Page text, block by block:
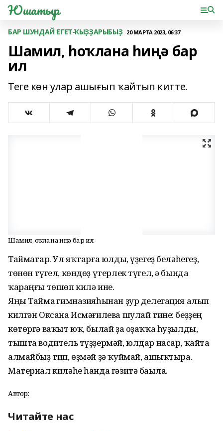
Юшатыр
БАР ШУНДАЙ ЕГЕТ-ҠЫҘҘАРЫБЫҘ 20 МАРТА 2023, 06:37
Шамил, һоҡлана һиңә бар
ил
Теге көн улар ашығып ҡайтып китте.
Шамил, һоҡлана һиңә бар ил
Таймаҫтар. Ул яҡтарға юлды, үҙегеҙ беләһегеҙ,
төнөн түгел, көндөҙ үтерлек түгел, ә бында
ҡараңғы төшөп килә ине.
Яңы Таймаҫ гимназияһынан ҙур делегация алып
килгән Оксана Исмәғилева шулай тине: беҙҙең
көтөргә ваҡыт юҡ, былай ҙа оҙаҡҡа һуҙылды,
тышта водитель түҙҙермәй, юлдар насар, ҡайта
алмайбыҙ тип, өҙмәй ҙә ҡуймай, ашыҡтыра.
Материал киләһе һанда гәзитә баҫыла.
Автор:
Читайте нас